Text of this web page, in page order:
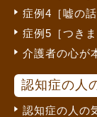
症例4［嘘の
症例5［つき
介護者の心が
認知症の人
認知症の人の